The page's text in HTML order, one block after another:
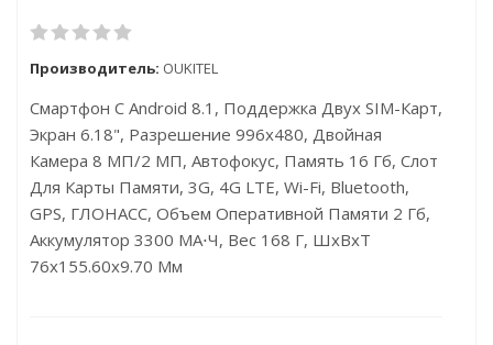
Производитель: OUKITEL
Смартфон С Android 8.1, Поддержка Двух SIM-Карт,
Экран 6.18", Разрешение 996x480, Двойная
Камера 8 МП/2 МП, Автофокус, Память 16 Гб, Слот
Для Карты Памяти, 3G, 4G LTE, Wi-Fi, Bluetooth,
GPS, ГЛОНАСС, Объем Оперативной Памяти 2 Гб,
Аккумулятор 3300 МА⋅ч, Вес 168 Г, ШxВxТ
76x155.60x9.70 Мм